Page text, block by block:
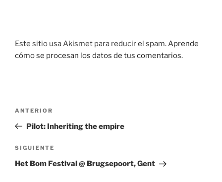
Este sitio usa Akismet para reducir el spam.Aprende
cómo se procesan los datos de tus comentarios.
entradas
Entrada
anterior:
ANTERIOR
Pilot: Inheriting the empire
Siguiente
entrada
SIGUIENTE
Het Bom Festival @ Brugsepoort, Gent